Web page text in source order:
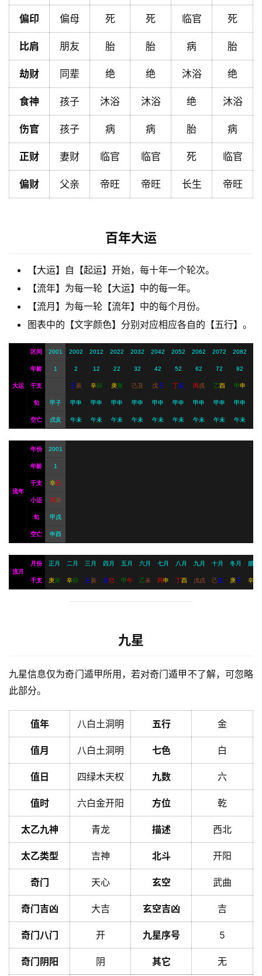
黄
历
命
理
A
员
登录 注册
偏印 偏母 死 死 临官 死
比肩 朋友 胎 胎 病 胎
劫财 同辈 绝 绝 沐浴 绝
食神 孩子 沐浴 沐浴 绝 沐浴
伤官 孩子 病 病 胎 病
正财 妻财 临官 临官 死 临官
偏财 父亲 帝旺 帝旺 长生 帝旺
百年大运
【大运】自【起运】开始，每十年一个轮次。
【流年】为每一轮【大运】中的每一年。
【流月】为每一轮【流年】中的每个月份。
图表中的【文字颜色】分别对应相应各自的【五行】。
大运
区间 2001 2002 2012 2022 2032 2042 2052 2062 2072 2082
年龄 1 2 12 22 32 42 52 62 72 82
干支 壬辰 辛卯 庚寅 己丑 戊子 丁亥 丙戌 乙酉 甲申
旬 甲子 甲申 甲申 甲申 甲申 甲申 甲申 甲申 甲申 甲申
空亡 戌亥 午未 午未 午未 午未 午未 午未 午未 午未 午未
流年
年份 2001
年龄 1
干支 辛巳
小运 丙辰
旬 甲戌
空亡 申酉
流月
月份 正月 二月 三月 四月 五月 六月 七月 八月 九月 十月 冬月 腊月
干支 庚寅 辛卯 壬辰 癸巳 甲午 乙未 丙申 丁酉 戊戌 己亥 庚子 辛
九星
九星信息仅为奇门遁甲所用，若对奇门遁甲不了解，可忽略
此部分。
值年 八白土洞明 五行 金
值月 八白土洞明 七色 白
值日 四绿木天权 九数 六
值时 六白金开阳 方位 乾
太乙九神 青龙 描述 西北
太乙类型 吉神 北斗 开阳
奇门 天心 玄空 武曲
奇门吉凶 大吉 玄空吉凶 吉
奇门八门 开 九星序号 5
奇门阴阳 阴 其它 无